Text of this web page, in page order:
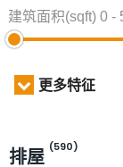
建筑面积(sqft) 0 -
更多特征
排屋 (590)